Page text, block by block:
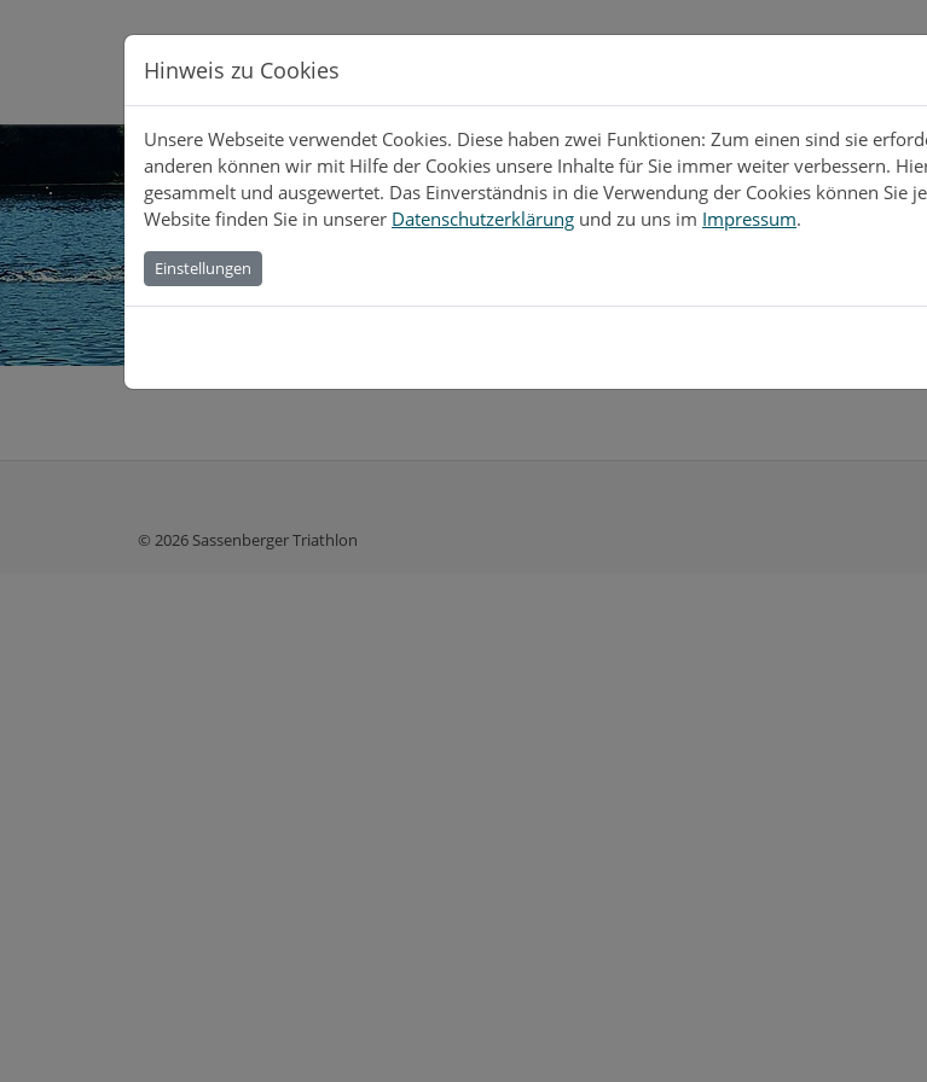
Wettkampf
© 2026 Sassenberger Triathlon
Hinweis zu Cookies
Unsere Webseite verwendet Cookies. Diese haben zwei Funktionen: Zum einen sind sie
anderen können wir mit Hilfe der Cookies unsere Inhalte für Sie immer weiter verbessern.
gesammelt und ausgewertet. Das Einverständnis in die Verwendung der Cookies können
Website finden Sie in unserer Datenschutzerklärung und zu uns im Impressum.
Einstellungen